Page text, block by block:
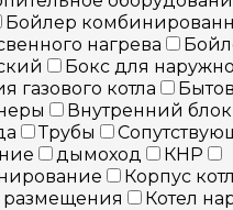
Бойлер
нагрева
Бокс для
газового котла
Внутренний блок
Трубы
дымоход
КНР
Корпус
размещения
Котел